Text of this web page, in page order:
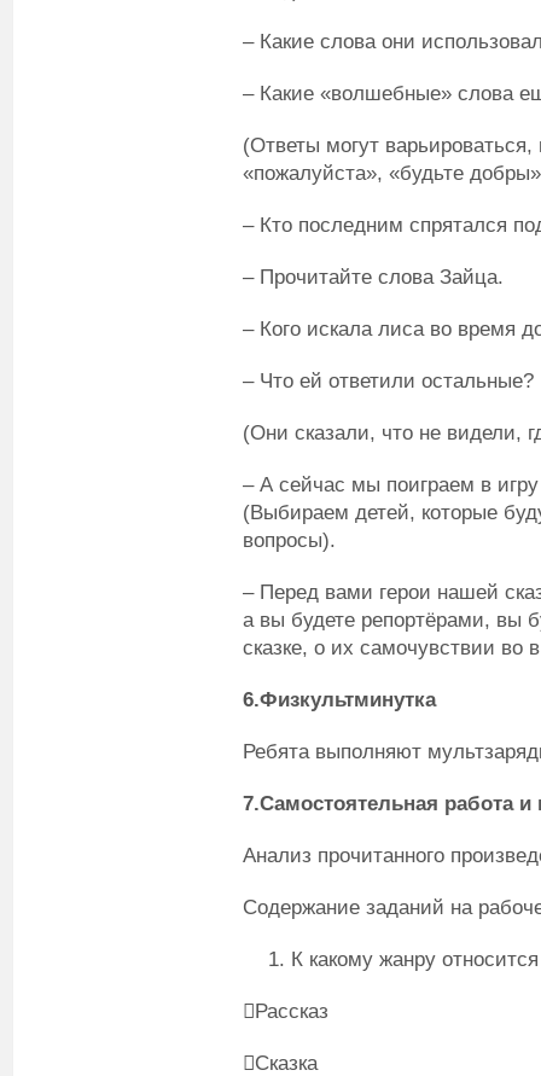
– Какие слова они
– Какие «волшебные» слова
(Ответы могут
«пожалуйста», «будьте
– Кто последним спрятался
– Прочитайте слова Зайца.
– Кого искала лиса во время
– Что ей ответили остальные?
(Они сказали, что не видели,
– А сейчас мы поиграем в
(Выбираем детей, которые
вопросы).
– Перед вами герои нашей
а вы будете репортёрами, вы
сказке, о их самочувствии во
6.Физкультминутка
Ребята выполняют
7.Самостоятельная работа и
Анализ прочитанного
Содержание заданий на
К какому жанру
Рассказ
Сказка